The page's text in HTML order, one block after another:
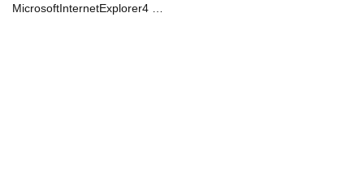
MicrosoftInternetExplorer4